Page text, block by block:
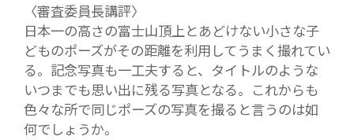
〈審査委員長講評〉
日本一の高さの富士山頂上とあどけない小さな子
どものポーズがその距離を利用してうまく撮れてい
る。記念写真も一工夫すると、タイトルのような
いつまでも思い出に残る写真となる。これからも
色々な所で同じポーズの写真を撮ると言うのは如
何でしょうか。